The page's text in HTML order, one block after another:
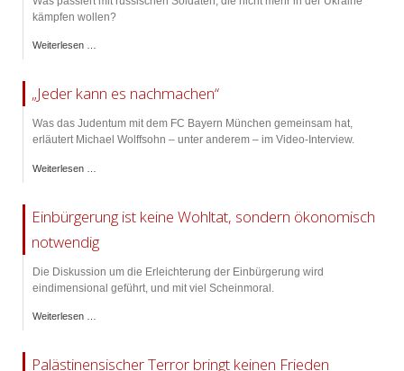
kämpfen wollen?
Weiterlesen …
„Jeder kann es nachmachen“
Was das Judentum mit dem FC Bayern München gemeinsam hat,
erläutert Michael Wolffsohn – unter anderem – im Video-Interview.
Weiterlesen …
Einbürgerung ist keine Wohltat, sondern ökonomisch
notwendig
Die Diskussion um die Erleichterung der Einbürgerung wird
eindimensional geführt, und mit viel Scheinmoral.
Weiterlesen …
Palästinensischer Terror bringt keinen Frieden